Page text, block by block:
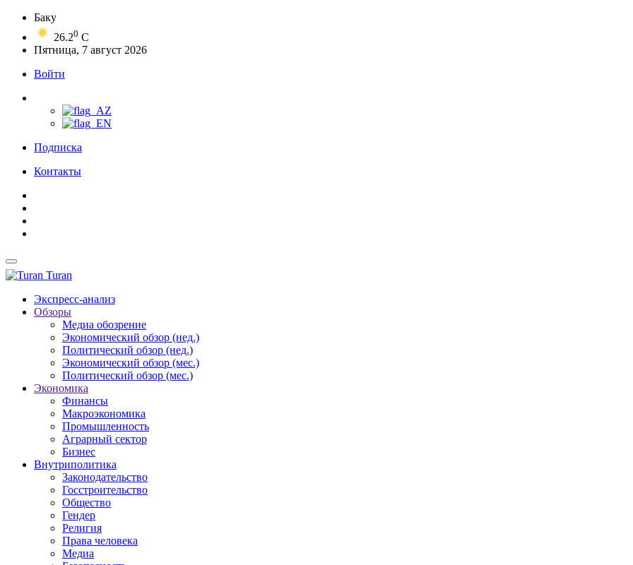
Баку
26.20 C
Пятница, 7 август 2026
Войти
Подписка
Контакты
Turan
Экспресс-анализ
Обзоры
Медиа обозрение
Экономический обзор (нед.)
Политический обзор (нед.)
Экономический обзор (мес.)
Политический обзор (мес.)
Экономика
Финансы
Макроэкономика
Промышленность
Аграрный сектор
Бизнес
Внутриполитика
Законодательство
Госстроительство
Общество
Гендер
Религия
Права человека
Медиа